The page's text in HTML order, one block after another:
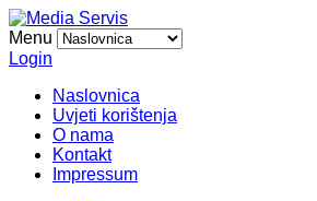
Menu
Login
Naslovnica
Uvjeti korištenja
O nama
Kontakt
Impressum